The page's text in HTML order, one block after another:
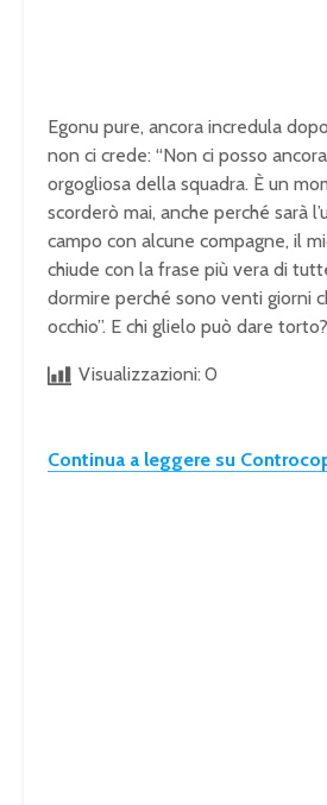
Egonu pure, ancora incredula
non ci crede: “Non ci posso
orgogliosa della squadra. È un
scorderò mai, anche perché sarà
campo con alcune compagne, il
chiude con la frase più vera di
dormire perché sono venti giorni
occhio”. E chi glielo può dare torto?
Visualizzazioni: 0
Continua a leggere su